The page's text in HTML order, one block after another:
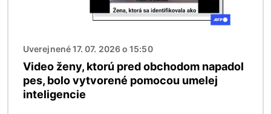
Uverejnené 17. 07. 2026 o 15:50
Video ženy, ktorú pred obchodom napadol
pes, bolo vytvorené pomocou umelej
inteligencie